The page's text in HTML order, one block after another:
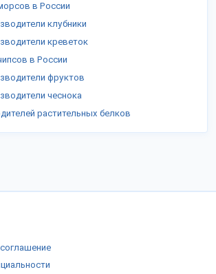
в России
клубники
креветок
в России
фруктов
чеснока
растительных белков